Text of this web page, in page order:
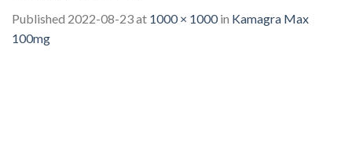
Published 2022-08-23at 1000 × 1000in Kamagra Max
100mg